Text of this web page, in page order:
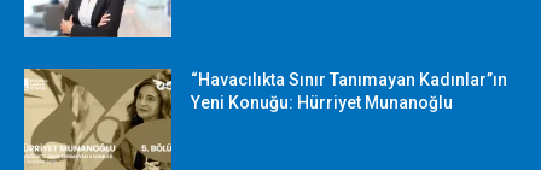
“Havacılıkta Sınır Tanımayan Kadınlar”ın
Yeni Konuğu: Hürriyet Munanoğlu